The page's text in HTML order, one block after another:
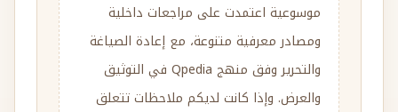
موسوعية اعتمدت على مراجعات داخلية
ومصادر معرفية متنوعة، مع إعادة الصياغة
والتحرير وفق منهج Qpedia في التوثيق
والعرض. وإذا كانت لديكم ملاحظات تتعلق